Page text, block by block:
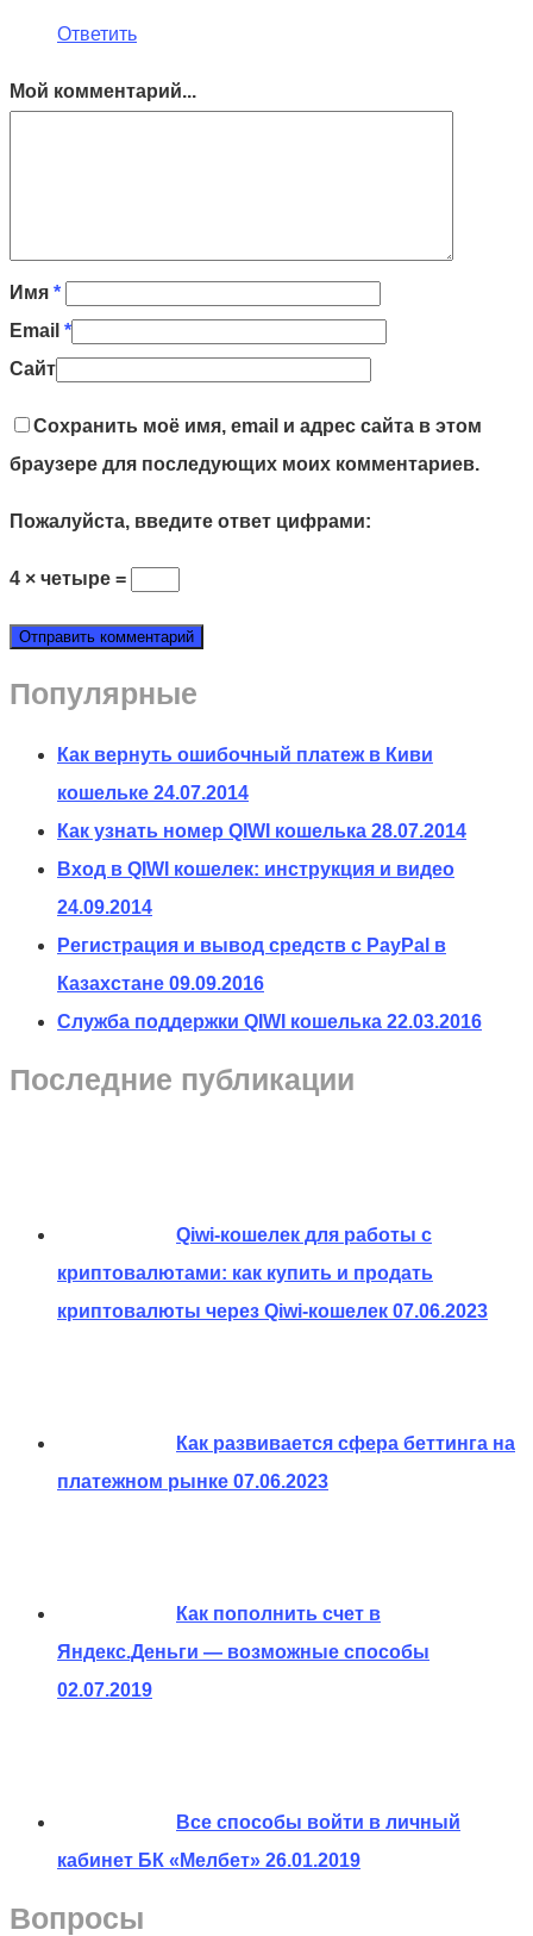
Ответить
Мой комментарий...
Имя *
Email *
Сайт
Сохранить моё имя, email и адрес сайта в этом
браузере для последующих моих комментариев.
Пожалуйста, введите ответ цифрами:
4 × четыре =
Популярные
Как вернуть ошибочный платеж в Киви
кошельке 24.07.2014
Как узнать номер QIWI кошелька 28.07.2014
Вход в QIWI кошелек: инструкция и видео
24.09.2014
Регистрация и вывод средств с PayPal в
Казахстане 09.09.2016
Служба поддержки QIWI кошелька 22.03.2016
Последние публикации
Qiwi-кошелек для работы с
криптовалютами: как купить и продать
криптовалюты через Qiwi-кошелек 07.06.2023
Как развивается сфера беттинга на
платежном рынке 07.06.2023
Как пополнить счет в
Яндекс.Деньги — возможные способы
02.07.2019
Все способы войти в личный
кабинет БК «Мелбет» 26.01.2019
Вопросы